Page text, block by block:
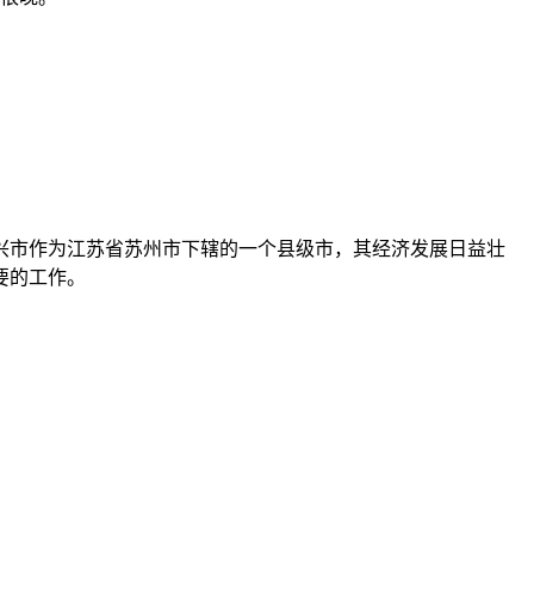
作为江苏省苏州市下辖的一个县级市，其经济发展日益壮
工作。